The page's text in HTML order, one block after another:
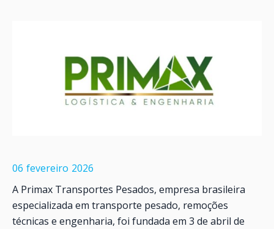
06 fevereiro 2026
A Primax Transportes Pesados, empresa brasileira
especializada em transporte pesado, remoções
técnicas e engenharia, foi fundada em 3 de abril de